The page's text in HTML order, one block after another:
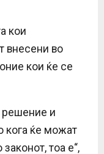
кои
внесени во
кои ќе се
решение и
кога ќе можат
тоа е“,